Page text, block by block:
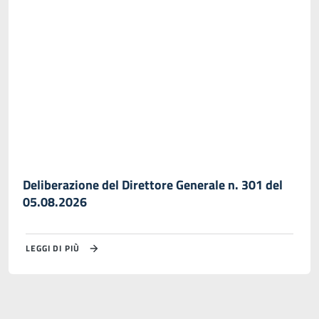
Deliberazione del Direttore Generale n. 301 del
05.08.2026
LEGGI DI PIÙ